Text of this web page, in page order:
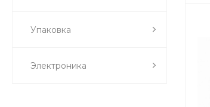
Упаковка
Электроника